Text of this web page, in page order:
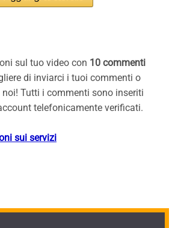
sul tuo video con 10 commenti
di inviarci i tuoi commenti o
Tutti i commenti sono inseriti
telefonicamente verificati.
sui servizi